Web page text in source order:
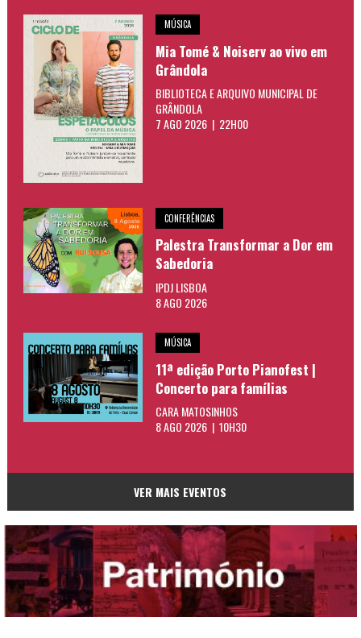
MÚSICA
Mia Tomé & Noiserv ao vivo em
Grândola
BIBLIOTECA E ARQUIVO MUNICIPAL DE
GRÂNDOLA
7 AGO 2026 | 22H00
CONFERÊNCIAS
Palestra Transformar a Dor em
Sabedoria
IPDJ LISBOA
8 AGO 2026
MÚSICA
11ª edição Porto Pianofest |
Concerto para famílias
CARA MATOSINHOS
8 AGO 2026 | 10H30
VER MAIS EVENTOS